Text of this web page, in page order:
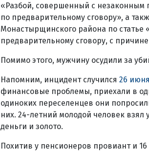
«Разбой, совершенный с
по предварительному сговору», а
Монастырщинского района по
предварительному сговору, с
Помимо этого, мужчину осудили за
Напомним, инцидент случился 26
финансовые проблемы, приехали в
одиноких переселенцев они
них. 24-летний молодой человек
деньги и золото.
Похитив у пенсионеров провиант и